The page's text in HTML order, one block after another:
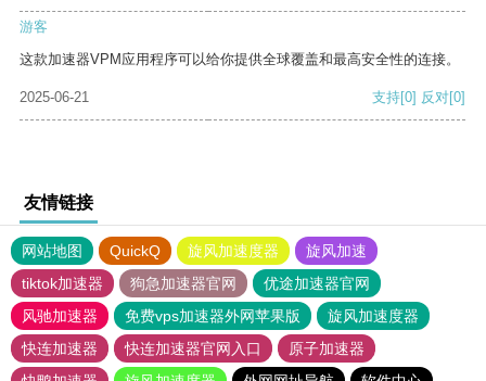
游客
这款加速器VPM应用程序可以给你提供全球覆盖和最高安全性的连接。
2025-06-21 支持[0] 反对[0]
友情链接
网站地图 QuickQ 旋风加速度器
旋风加速
tiktok加速器
狗急加速器官网
优途加速器官网
风驰加速器
免费vps加速器外网苹果版
旋风加速度器
快连加速器
快连加速器官网入口
原子加速器